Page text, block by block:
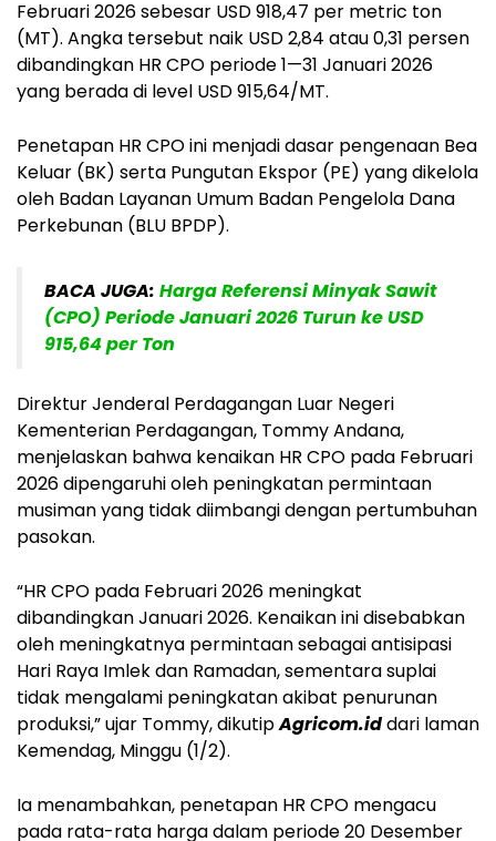
Februari 2026 sebesar USD 918,47 per metric ton
(MT). Angka tersebut naik USD 2,84 atau 0,31 persen
dibandingkan HR CPO periode 1—31 Januari 2026
yang berada di level USD 915,64/MT.
Penetapan HR CPO ini menjadi dasar pengenaan Bea
Keluar (BK) serta Pungutan Ekspor (PE) yang dikelola
oleh Badan Layanan Umum Badan Pengelola Dana
Perkebunan (BLU BPDP).
BACA JUGA: Harga Referensi Minyak Sawit
(CPO) Periode Januari 2026 Turun ke USD
915,64 per Ton
Direktur Jenderal Perdagangan Luar Negeri
Kementerian Perdagangan, Tommy Andana,
menjelaskan bahwa kenaikan HR CPO pada Februari
2026 dipengaruhi oleh peningkatan permintaan
musiman yang tidak diimbangi dengan pertumbuhan
pasokan.
“HR CPO pada Februari 2026 meningkat
dibandingkan Januari 2026. Kenaikan ini disebabkan
oleh meningkatnya permintaan sebagai antisipasi
Hari Raya Imlek dan Ramadan, sementara suplai
tidak mengalami peningkatan akibat penurunan
produksi,” ujar Tommy, dikutipAgricom.iddari laman
Kemendag, Minggu (1/2).
Ia menambahkan, penetapan HR CPO mengacu
pada rata-rata harga dalam periode 20 Desember